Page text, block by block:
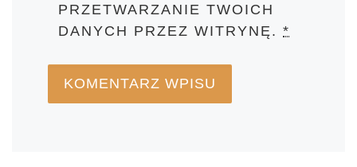
PRZETWARZANIE TWOICH
DANYCH PRZEZ WITRYNĘ.*